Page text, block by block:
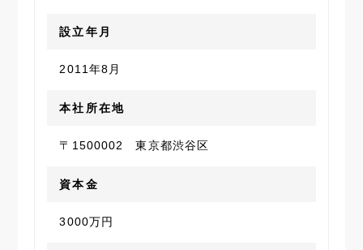
設立年月
2011年8月
本社所在地
〒1500002 東京都渋谷区
資本金
3000万円